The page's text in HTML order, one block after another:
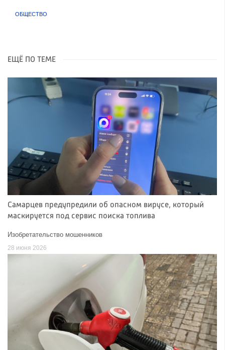
ОБЩЕСТВО
ЕЩЁ ПО ТЕМЕ
Самарцев предупредили об опасном вирусе, который
маскируется под сервис поиска топлива
Изобретательство мошенников
28 июня 2026